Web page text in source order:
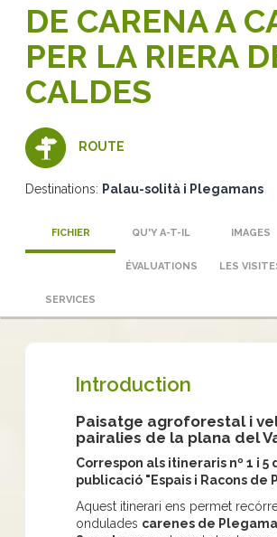
DE CARENA A
PER LA RIERA
CALDES
ROUTE
Destinations: Palau-solità i Plegamans
FICHIER QU'Y A-T-IL IMAGES
ÉVALUATIONS LES
SERVICES
Introduction
Paisatge agroforestal i
pairalies de la plana del
Correspon als itineraris nº 1 i 5
publicació "Espais i Racons de
Aquest itinerari ens permet
ondulades carenes de